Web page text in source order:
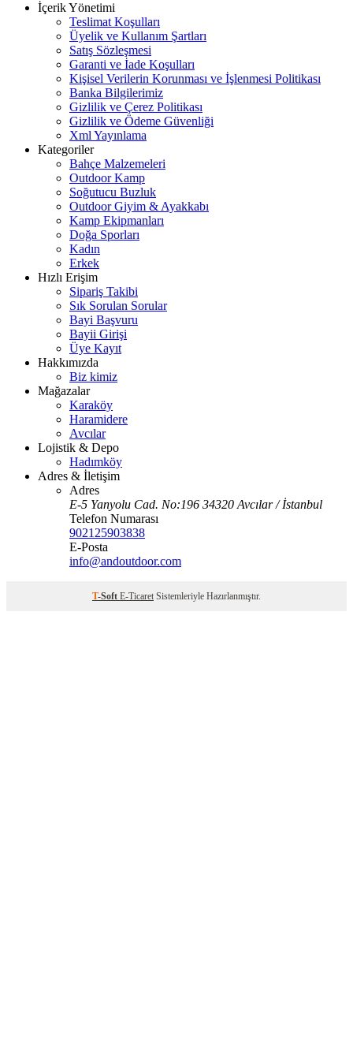
İçerik Yönetimi
Teslimat Koşulları
Üyelik ve Kullanım Şartları
Satış Sözleşmesi
Garanti ve İade Koşulları
Kişisel Verilerin Korunması ve İşlenmesi Politikası
Banka Bilgilerimiz
Gizlilik ve Çerez Politikası
Gizlilik ve Ödeme Güvenliği
Xml Yayınlama
Kategoriler
Bahçe Malzemeleri
Outdoor Kamp
Soğutucu Buzluk
Outdoor Giyim & Ayakkabı
Kamp Ekipmanları
Doğa Sporları
Kadın
Erkek
Hızlı Erişim
Sipariş Takibi
Sık Sorulan Sorular
Bayi Başvuru
Bayii Girişi
Üye Kayıt
Hakkımızda
Biz kimiz
Mağazalar
Karaköy
Haramidere
Avcılar
Lojistik & Depo
Hadımköy
Adres & İletişim
Adres
E-5 Yanyolu Cad. No:196 34320 Avcılar / İstanbul
Telefon Numarası
902125903838
E-Posta
info@andoutdoor.com
T-Soft E-Ticaret Sistemleriyle Hazırlanmıştır.